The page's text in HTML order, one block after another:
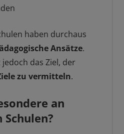
haben durchaus
Ansätze.
das Ziel, der
zu vermitteln.
an
Schulen?